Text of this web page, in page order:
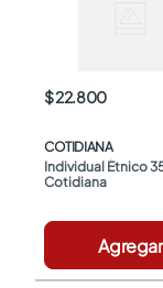
$ 22.800
COTIDIANA
Individual Étnico
Cotidiana
Agregar